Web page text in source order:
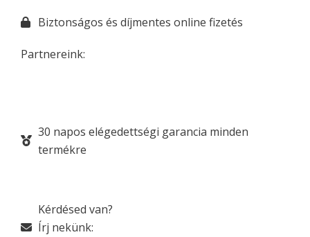
Biztonságos és díjmentes online fizetés
Partnereink:
30 napos elégedettségi garancia minden
termékre
Kérdésed van?
Írj nekünk: